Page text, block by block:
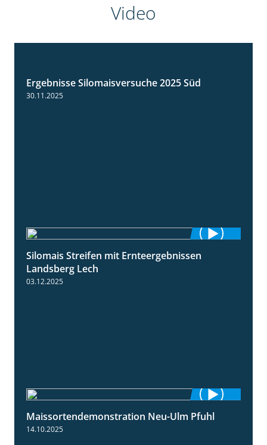
Video
Ergebnisse Silomaisversuche 2025 Süd
30.11.2025
11:01
Silomais Streifen mit Ernteergebnissen
Landsberg Lech
03.12.2025
7:10
Maissortendemonstration Neu-Ulm Pfuhl
14.10.2025